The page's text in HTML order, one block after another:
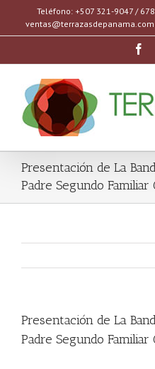
contenido
Teléfono: +507 321-9047 /
ventas@terrazasdepanama.com
Presentación de La
Padre Segundo Familiar
Presentación de La
Padre Segundo Familiar